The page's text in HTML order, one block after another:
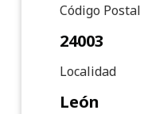
Código Postal
24003
Localidad
León